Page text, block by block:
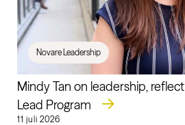
Novare Leadership
Mindy Tan on leadership,
Lead Program
11 juli 2026